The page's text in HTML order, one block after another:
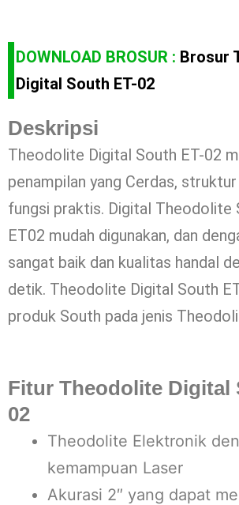
DOWNLOAD BROSUR : Brosur
Digital South ET-02
Deskripsi
Theodolite Digital South ET-02
penampilan yang Cerdas, struktur
fungsi praktis. Digital Theodolite
ET02 mudah digunakan, dan
sangat baik dan kualitas handal
detik. Theodolite Digital South
produk South pada jenis
Fitur Theodolite Digital
02
Theodolite Elektronik
kemampuan Laser
Akurasi 2″ yang dapat